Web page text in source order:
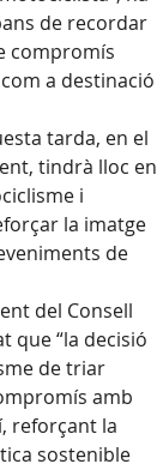
de recordar
compromís
a destinació
tarda, en el
tindrà lloc en
i
la imatge
de
del Consell
que “la decisió
de triar
amb
reforçant la
sostenible